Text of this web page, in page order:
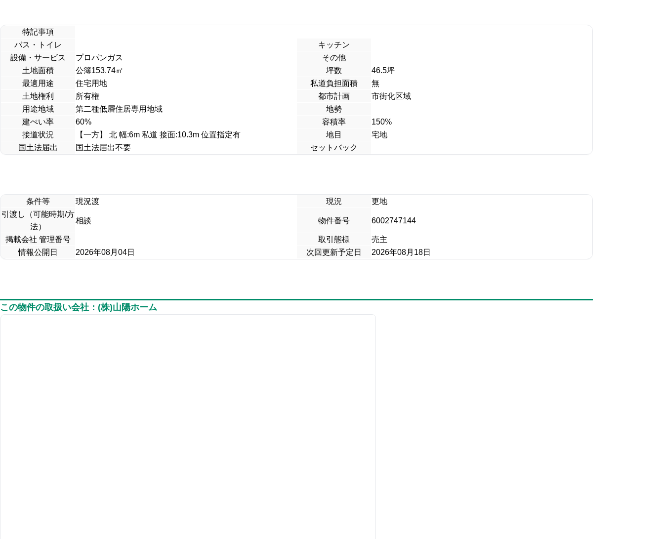
特記事項
バス・トイレ
キッチン
設備・サービス
プロパンガス
その他
土地面積
公簿153.74㎡ 坪数
46.5坪
最適用途
住宅用地 私道負担面積
無
土地権利
所有権 都市計画
市街化区域
用途地域
第二種低層住居専用地域
地勢
建ぺい率
60% 容積率
150%
接道状況
【一方】 北 幅:6m 私道 接面:10.3m 位置指定有 地目
宅地
国土法届出
国土法届出不要 セットバック
条件等 現況渡 現況
更地
引渡し（可能時期/方
法）
相談 物件番号 6002747144
掲載会社 管理番号 取引態様
売主
情報公開日
2026年08月04日 次回更新予定日 2026年08月18日
この物件の取扱い会社：(株)山陽ホーム